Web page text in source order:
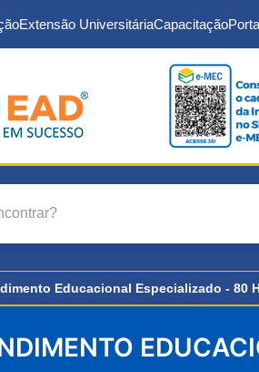
Extensão UniversitáriaCapacitação
Educacional Especializado - 80